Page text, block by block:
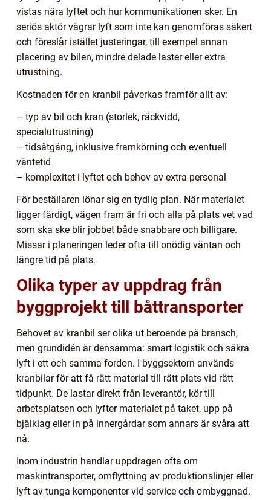
vistas nära lyftet och hur kommunikationen sker. En
seriös aktör vägrar lyft som inte kan genomföras säkert
och föreslår istället justeringar, till exempel annan
placering av bilen, mindre delade laster eller extra
utrustning.
Kostnaden för en kranbil påverkas framför allt av:
– typ av bil och kran (storlek, räckvidd,
specialutrustning)
– tidsåtgång, inklusive framkörning och eventuell
väntetid
– komplexitet i lyftet och behov av extra personal
För beställaren lönar sig en tydlig plan. När materialet
ligger färdigt, vägen fram är fri och alla på plats vet vad
som ska ske blir jobbet både snabbare och billigare.
Missar i planeringen leder ofta till onödig väntan och
längre tid på plats.
Olika typer av uppdrag från
byggprojekt till båttransporter
Behovet av kranbil ser olika ut beroende på bransch,
men grundidén är densamma: smart logistik och säkra
lyft i ett och samma fordon. I byggsektorn används
kranbilar för att få rätt material till rätt plats vid rätt
tidpunkt. De lastar direkt från leverantör, kör till
arbetsplatsen och lyfter materialet på taket, upp på
bjälklag eller in på innergårdar som annars är svåra att
nå.
Inom industrin handlar uppdragen ofta om
maskintransporter, omflyttning av produktionslinjer eller
lyft av tunga komponenter vid service och ombyggnad.